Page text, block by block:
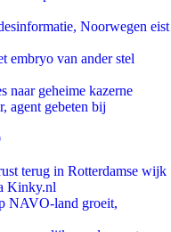
Noorwegen eist
embryo van ander stel
naar geheime kazerne
agent gebeten bij
terug in Rotterdamse wijk
Kinky.nl
NAVO-land groeit,